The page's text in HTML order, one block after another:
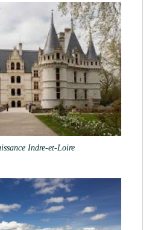
Indre-et-Loire